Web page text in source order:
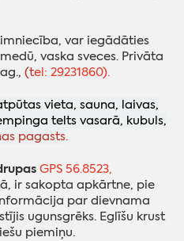
var iegādāties
vaska sveces. Privāta
(tel: 29231860).
vieta, sauna, laivas,
telts vasarā, kubuls,
pagasts.
GPS 56.8523,
ir sakopta apkārtne, pie
par dievnama
ugunsgrēks. Eglīšu krust
piemiņu.